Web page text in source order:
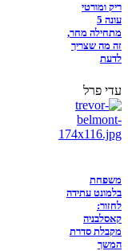
ריק ומורטי
עונה 5
מתחילה מחר,
זה מה שצריך
לדעת
עדי פרל
משפחת
בלמונט עתידה
לחזור:
קאסלבניה
מקבלת סדרת
המשך